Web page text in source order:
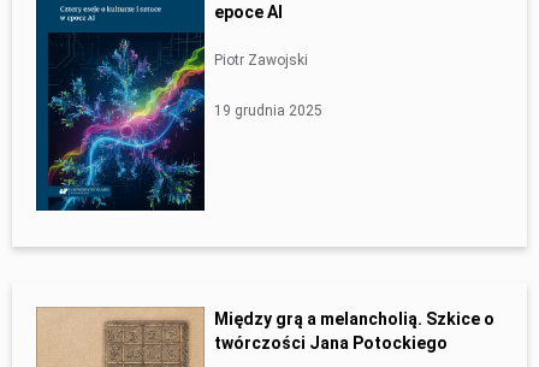
epoce AI
Piotr Zawojski
19 grudnia 2025
Między grą a melancholią. Szkice o
twórczości Jana Potockiego